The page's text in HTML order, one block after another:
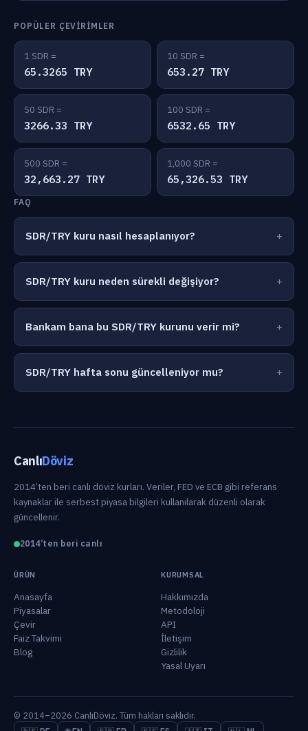
POPÜLER ÇEVIRIMLER
1 SDR =
65.3265 TRY
10 SDR =
653.27 TRY
50 SDR =
3266.33 TRY
100 SDR =
6532.65 TRY
500 SDR =
32,663.27 TRY
1,000 SDR =
65,326.53 TRY
FAQ
SDR/TRY kuru nasıl hesaplanıyor?
SDR/TRY kuru neden sürekli değişiyor?
Bankam bana bu SDR/TRY kurunu verir mi?
SDR/TRY hafta sonu güncelleniyor mu?
CanlıDöviz
2014’ten beri canlı döviz kurları. Veriler, FED ve ECB gibi referans
kaynaklar ile serbest piyasa bilgileri kullanılarak düzenli olarak
güncellenir.
2014’ten beri canlı
ÜRÜN
Anasayfa
Piyasalar
Çevir
Faiz Takvimi
Blog
KURUMSAL
Hakkımızda
Metodoloji
API
İletişim
Gizlilik
Yasal Uyarı
© 2014–2026 CanlıDöviz. Tüm hakları saklıdır.